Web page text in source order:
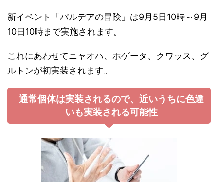
新イベント「パルデアの冒険」は9月5日10時～9月
10日10時まで実施されます。
これにあわせてニャオハ、ホゲータ、クワッス、グ
ルトンが初実装されます。
通常個体は実装されるので、近いうちに色違
いも実装される可能性